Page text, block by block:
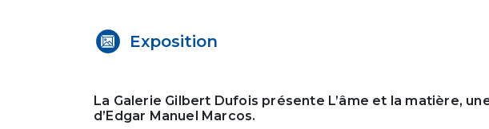
Exposition
La Galerie Gilbert Dufois présente L’âme et la matière,
d’Edgar Manuel Marcos.